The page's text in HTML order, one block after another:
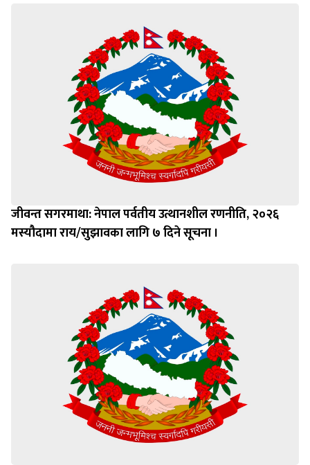
जीवन्त सगरमाथा: नेपाल पर्वतीय उत्थानशील रणनीति, २०२६
मस्यौदामा राय/सुझावका लागि ७ दिने सूचना ।